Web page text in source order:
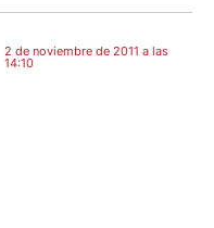
2 de noviembre de 2011 a las
14:10